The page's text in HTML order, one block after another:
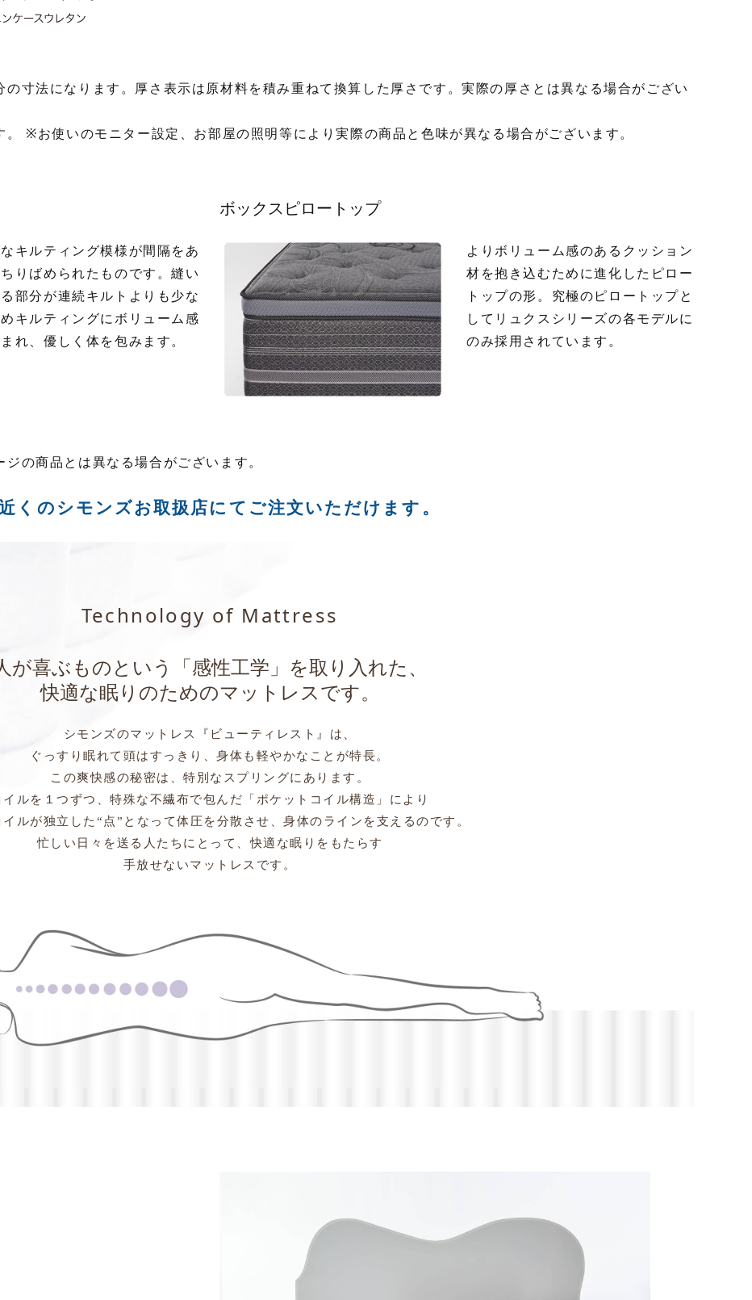
寸法になります。厚さ表示は原材料を積み重ねて換算した厚さです。実際の厚さとは異なる場合がござい
お使いのモニター設定、お部屋の照明等により実際の商品と色味が異なる場合がございます。
キルティング模様が間隔をあ
りばめられたものです。縫い
部分が連続キルトよりも少な
キルティングにボリューム感
れ、優しく体を包みます。
ボックスピロートップ
よりボリューム感のあるクッション
材を抱き込むために進化したピロー
トップの形。究極のピロートップと
してリュクスシリーズの各モデルに
のみ採用されています。
の商品とは異なる場合がございます。
くのシモンズお取扱店にて ご注文いただけます。
Technology of Mattress
が喜ぶものという
「感性工学」を取り入れた、
快適な眠りのためのマットレスです。
シモンズのマットレス『ビューティレスト』は、
ぐっすり眠れて頭はすっきり、身体も軽やかなことが特長。
この爽快感の秘密は、特別なスプリングにあります。
イルを１つずつ、特殊な不繊布で包んだ「ポケットコイル構造」により
ルが独立した“点”となって体圧を分散させ、身体のラインを支えるのです。
忙しい日々を送る人たちにとって、快適な眠りをもたらす
手放せないマットレスです。